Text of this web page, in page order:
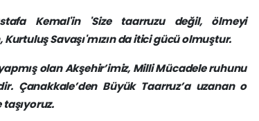
Kemal'in 'Size taarruzu değil, ölmeyi
Savaşı'mızın da itici gücü olmuştur.
olan Akşehir’imiz, Milli Mücadele ruhunu
Çanakkale’den Büyük Taarruz’a uzanan o